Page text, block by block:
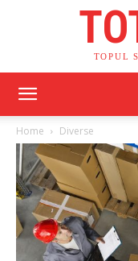
TOPUL
Home Diverse